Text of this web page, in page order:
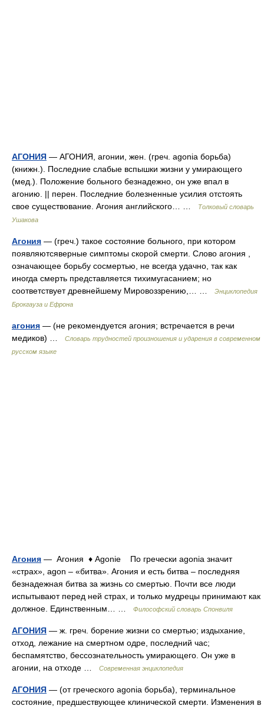
АГОНИЯ — АГОНИЯ, агонии, жен. (греч. agonia борьба)
(книжн.). Последние слабые вспышки жизни у умирающего
(мед.). Положение больного безнадежно, он уже впал в
агонию. || перен. Последние болезненные усилия отстоять
свое существование. Агония английского… …
Толковый словарь
Ушакова
Агония — (греч.) такое состояние больного, при котором
появляютсяверные симптомы скорой смерти. Слово агония ,
означающее борьбу сосмертью, не всегда удачно, так как
иногда смерть представляется тихимугасанием; но
соответствует древнейшему Mиpoвоззрению,… …
Энциклопедия
Брокгауза и Ефрона
агония — (не рекомендуется агония; встречается в речи
медиков) …
Словарь трудностей произношения и ударения в современном
русском языке
Агония — Агония ♦ Agonie По гречески agonia значит
«страх», agon – «битва». Агония и есть битва – последняя
безнадежная битва за жизнь со смертью. Почти все люди
испытывают перед ней страх, и только мудрецы принимают как
должное. Единственным… …
Философский словарь Спонвиля
АГОНИЯ — ж. греч. борение жизни со смертью; издыхание,
отход, лежание на смертном одре, последний час;
беспамятство, бессознательность умирающего. Он уже в
агонии, на отходе …
Современная энциклопедия
АГОНИЯ — (от греческого agonia борьба), терминальное
состояние, предшествующее клинической смерти. Изменения в